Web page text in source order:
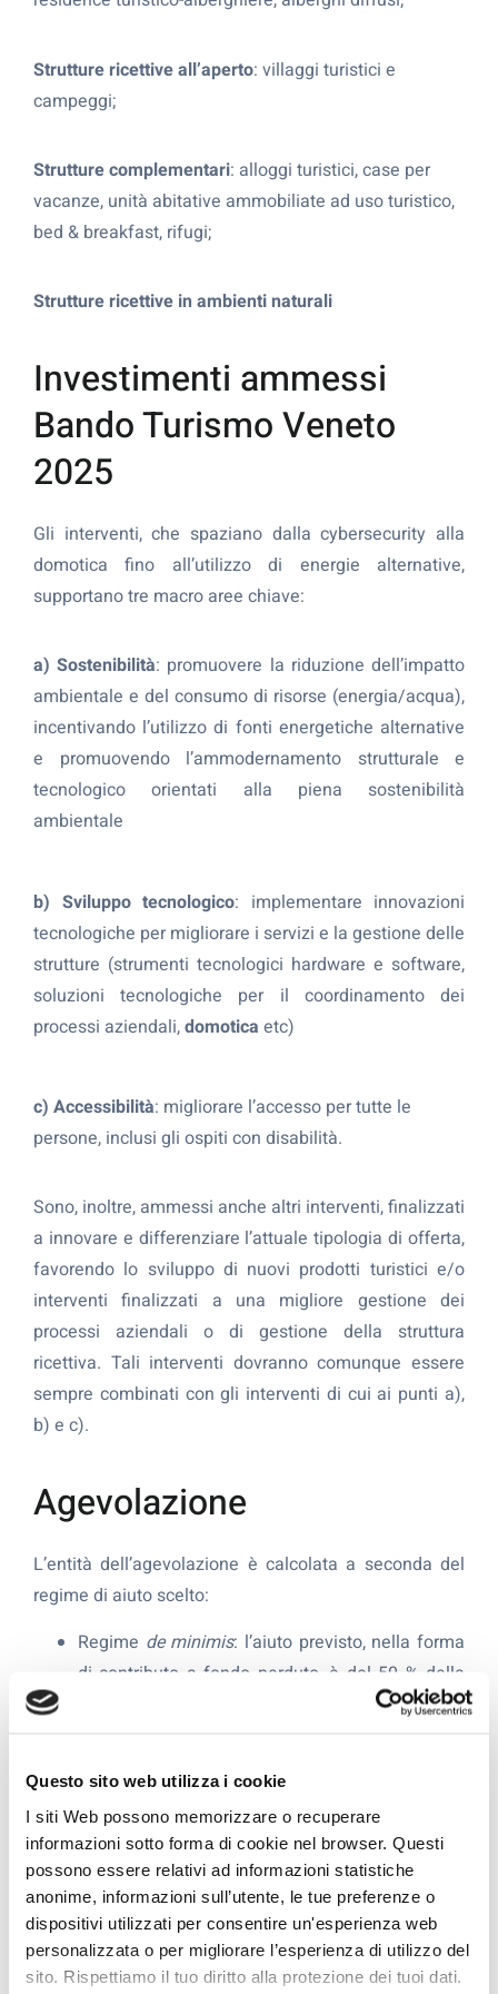
Questo sito web utilizza i cookie
I siti Web possono memorizzare o recuperare
informazioni sotto forma di cookie nel browser. Questi
possono essere relativi ad informazioni statistiche
anonime, informazioni sull’utente, le tue preferenze o
dispositivi utilizzati per consentire un'esperienza web
personalizzata o per migliorare l’esperienza di utilizzo del
sito. Rispettiamo il tuo diritto alla protezione dei tuoi dati.
Strutture ricettive all’aperto: villaggi turistici e
campeggi;
Strutture complementari: alloggi turistici, case per
vacanze, unità abitative ammobiliate ad uso turistico,
bed & breakfast, rifugi;
Strutture ricettive in ambienti naturali
Investimenti ammessi
Bando Turismo Veneto
2025
Gli interventi, che spaziano dalla cybersecurity alla
domotica fino all’utilizzo di energie alternative,
supportano tre macro aree chiave:
a) Sostenibilità: promuovere la riduzione dell’impatto
ambientale e del consumo di risorse (energia/acqua),
incentivando l’utilizzo di fonti energetiche alternative
e promuovendo l’ammodernamento strutturale e
tecnologico orientati alla piena sostenibilità
ambientale
b) Sviluppo tecnologico: implementare innovazioni
tecnologiche per migliorare i servizi e la gestione delle
strutture (strumenti tecnologici hardware e software,
soluzioni tecnologiche per il coordinamento dei
processi aziendali,domotica etc)
c) Accessibilità: migliorare l’accesso per tutte le
persone, inclusi gli ospiti con disabilità.
Sono, inoltre, ammessi anche altri interventi, finalizzati
a innovare e differenziare l’attuale tipologia di offerta,
favorendo lo sviluppo di nuovi prodotti turistici e/o
interventi finalizzati a una migliore gestione dei
processi aziendali o di gestione della struttura
ricettiva. Tali interventi dovranno comunque essere
sempre combinati con gli interventi di cui ai punti a),
b) e c).
Agevolazione
L’entità dell’agevolazione è calcolata a seconda del
regime di aiuto scelto:
Regime de minimis: l’aiuto previsto, nella forma
di contributo a fondo perduto, è del 50 % della
spesa ammissibile per la realizzazione del
le micro e piccole imprese l’intensità massima
dell’aiuto previsto, nella forma di contributo in
conto capitale, è del 20% della spesa
ammissibile; per le medie imprese l’intensità
massima dell’aiuto previsto, nella forma di
contributo in conto capitale, è del 10% della